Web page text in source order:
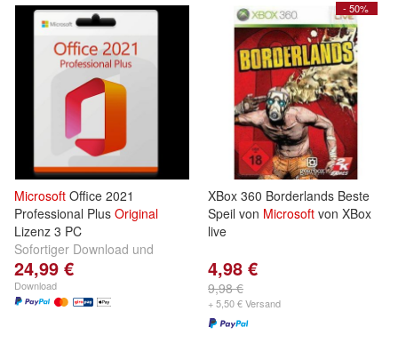
Microsoft Office 2021
Professional Plus Original
Lizenz 3 PC
Sofortiger Download und
Productschlüssel per E-Mail
24,99 €
Download
- 50%
XBox 360 Borderlands Beste
Speil von Microsoft von XBox
live
4,98 €
9,98 €
+ 5,50 € Versand